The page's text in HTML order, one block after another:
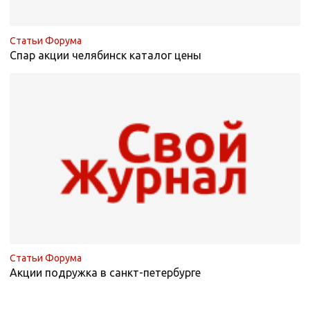
Статьи Форума
Спар акции челябинск каталог цены
Статьи Форума
Акции подружка в санкт-петербурге